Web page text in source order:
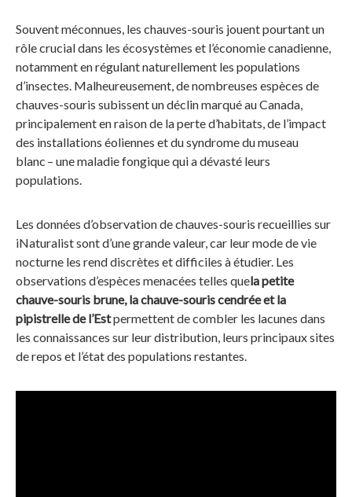
Souvent méconnues, les chauves-souris jouent pourtant un
rôle crucial dans les écosystèmes et l’économie canadienne,
notamment en régulant naturellement les populations
d’insectes. Malheureusement, de nombreuses espèces de
chauves-souris subissent un déclin marqué au Canada,
principalement en raison de la perte d’habitats, de l’impact
des installations éoliennes et du syndrome du museau
blanc – une maladie fongique qui a dévasté leurs
populations.
Les données d’observation de chauves-souris recueillies sur
iNaturalist sont d’une grande valeur, car leur mode de vie
nocturne les rend discrètes et difficiles à étudier. Les
observations d’espèces menacées telles quela petite
chauve-souris brune, la chauve-souris cendrée et la
pipistrelle de l’Estpermettent de combler les lacunes dans
les connaissances sur leur distribution, leurs principaux sites
de repos et l’état des populations restantes.